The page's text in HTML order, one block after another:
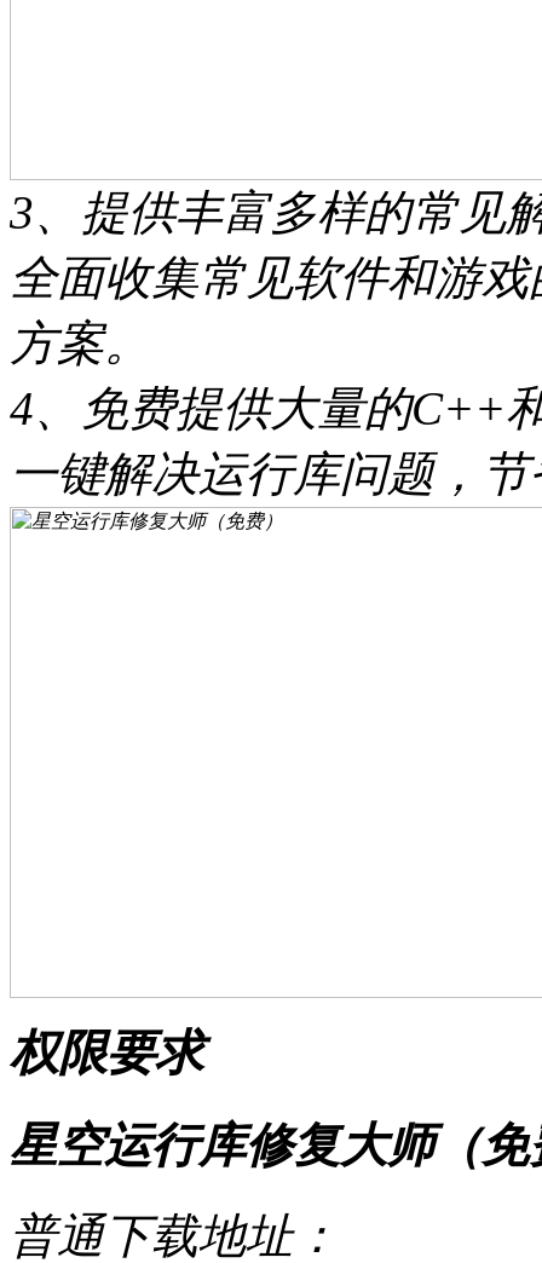
3、提供丰富多样的常见
全面收集常见软件和游
方案。
4、免费提供大量的C++
一键解决运行库问题，
权限要求
星空运行库修复大师（
普通下载地址：